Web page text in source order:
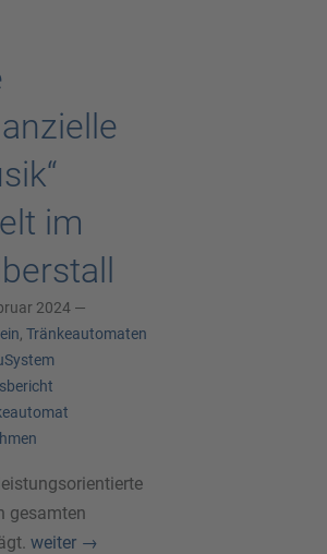
im
2024 —
, Tränkeautomaten
gesamten
weiter →